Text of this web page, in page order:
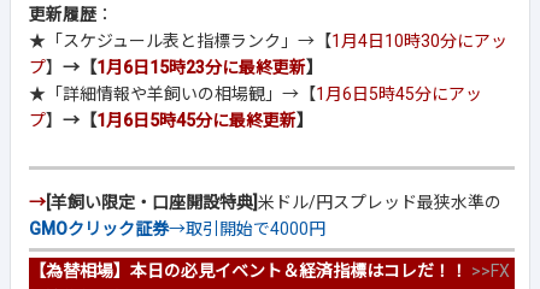
更新履歴 ：
★「スケジュール表と指標ランク」→【1月4日10時30分にアッ
プ】 →【1月6日15時23分に最終更新】
★「詳細情報や羊飼いの相場観」→【1月6日5時45分にアッ
プ】 →【1月6日5時45分に最終更新】
→[羊飼い限定・口座開設特典]米ドル/円スプレッド最狭水準の
GMOクリック証券→取引開始で4000円
【為替相場】本日の必見イベント＆経済指標はコレだ！！ >>FX